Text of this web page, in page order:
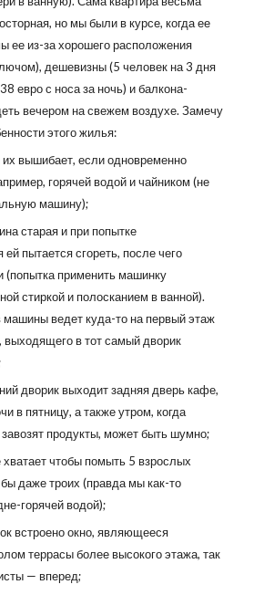
но мы были в курсе, когда ее
ее из-за хорошего расположения
дешевизны (5 человек на 3 дня
евро с носа за ночь) и балкона-
вечером на свежем воздухе. Замечу
этого жилья:
их вышибает, если одновременно
горячей водой и чайником (не
машину);
старая и при попытке
ей пытается сгореть, после чего
(попытка применить машинку
стиркой и полосканием в ванной).
машины ведет куда-то на первый этаж
выходящего в тот самый дворик
дворик выходит задняя дверь кафе,
в пятницу, а также утром, когда
продукты, может быть шумно;
чтобы помыть 5 взрослых
даже троих (правда мы как-то
горячей водой);
встроено окно, являющееся
террасы более высокого этажа, так
— вперед;